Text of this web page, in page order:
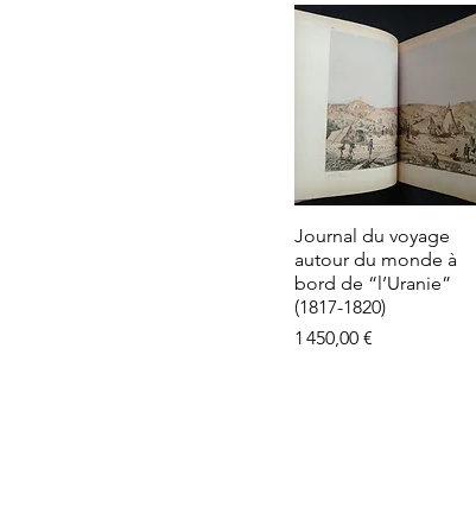
Aperçu rapide
Journal du voyage
autour du monde à
bord de “l’Uranie”
(1817-1820)
Prix
1 450,00 €